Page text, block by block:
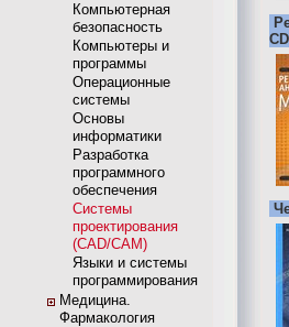
Компьютерная
безопасность
Компьютеры и
программы
Операционные
системы
Основы
информатики
Разработка
программного
обеспечения
Системы
проектирования
(CAD/CAM)
Языки и системы
программирования
Медицина.
Фармакология